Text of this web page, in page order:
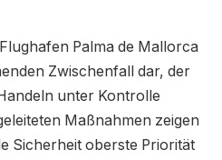
Palma de Mallorca
Zwischenfall dar, der
unter Kontrolle
Maßnahmen zeigen
Sicherheit oberste Priorität